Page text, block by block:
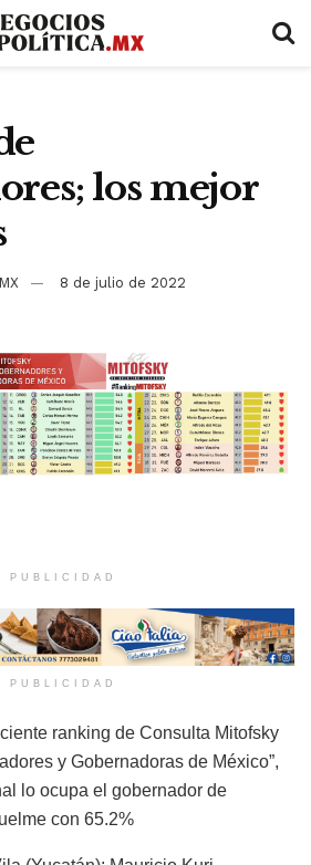
los mejor
8 de julio de 2022
PUBLICIDAD
PUBLICIDAD
ranking de Consulta Mitofsky
y Gobernadoras de México”,
lo ocupa el gobernador de
con 65.2%